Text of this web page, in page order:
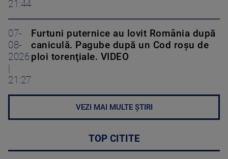
21:44
07-
08-
2026
21:27
Furtuni puternice au lovit România după
caniculă. Pagube după un Cod roşu de
ploi torenţiale. VIDEO
VEZI MAI MULTE ȘTIRI
TOP CITITE